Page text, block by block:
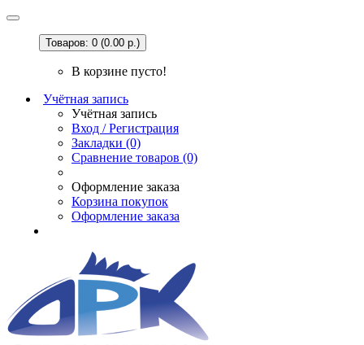
Товаров: 0 (0.00 р.)
В корзине пусто!
Учётная запись
Учётная запись
Вход / Регистрация
Закладки (0)
Сравнение товаров (0)
Оформление заказа
Корзина покупок
Оформление заказа